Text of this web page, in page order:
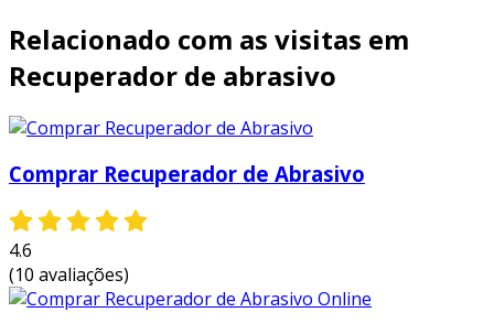
Relacionado com as visitas em
Recuperador de abrasivo
Comprar Recuperador de Abrasivo
4.6
(10 avaliações)